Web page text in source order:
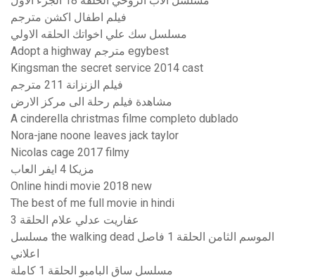
فيلم اطفال اكشن مترجم
مسلسل سك علي اخواتك الحلقه الاولي
Adopt a highway مترجم egybest
Kingsman the secret service 2014 cast
فيلم الزنزانة 211 مترجم
مشاهدة فيلم رحلة الى مركز الارض
A cinderella christmas filme completo dublado
Nora-jane noone leaves jack taylor
Nicolas cage 2017 filmy
مزيكا 4 ايفر العاب
Online hindi movie 2018 new
The best of me full movie in hindi
عفاريت عدلي علام الحلقة 3
مسلسل the walking dead الموسم الثامن الحلقة 1 فاصل
اعلاني
مسلسل ساق البامبو الحلقة 1 كاملة